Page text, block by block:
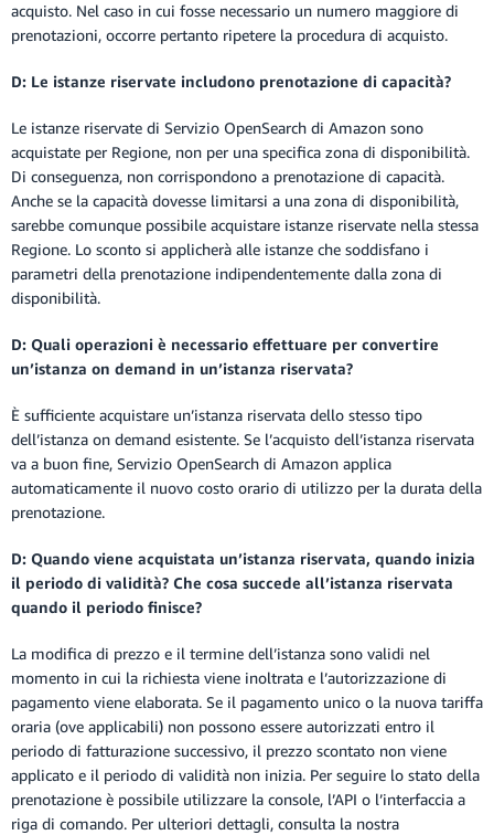
acquisto. Nel caso in cui fosse necessario un numero maggiore di
prenotazioni, occorre pertanto ripetere la procedura di acquisto.
D: Le istanze riservate includono prenotazione di capacità?
Le istanze riservate di Servizio OpenSearch di Amazon sono
acquistate per Regione, non per una specifica zona di disponibilità.
Di conseguenza, non corrispondono a prenotazione di capacità.
Anche se la capacità dovesse limitarsi a una zona di disponibilità,
sarebbe comunque possibile acquistare istanze riservate nella stessa
Regione. Lo sconto si applicherà alle istanze che soddisfano i
parametri della prenotazione indipendentemente dalla zona di
disponibilità.
D: Quali operazioni è necessario effettuare per convertire
un’istanza on demand in un’istanza riservata?
È sufficiente acquistare un’istanza riservata dello stesso tipo
dell’istanza on demand esistente. Se l’acquisto dell’istanza riservata
va a buon fine, Servizio OpenSearch di Amazon applica
automaticamente il nuovo costo orario di utilizzo per la durata della
prenotazione.
D: Quando viene acquistata un’istanza riservata, quando inizia
il periodo di validità? Che cosa succede all’istanza riservata
quando il periodo finisce?
La modifica di prezzo e il termine dell’istanza sono validi nel
momento in cui la richiesta viene inoltrata e l’autorizzazione di
pagamento viene elaborata. Se il pagamento unico o la nuova tariffa
oraria (ove applicabili) non possono essere autorizzati entro il
periodo di fatturazione successivo, il prezzo scontato non viene
applicato e il periodo di validità non inizia. Per seguire lo stato della
prenotazione è possibile utilizzare la console, l’API o l’interfaccia a
riga di comando. Per ulteriori dettagli, consulta la nostra